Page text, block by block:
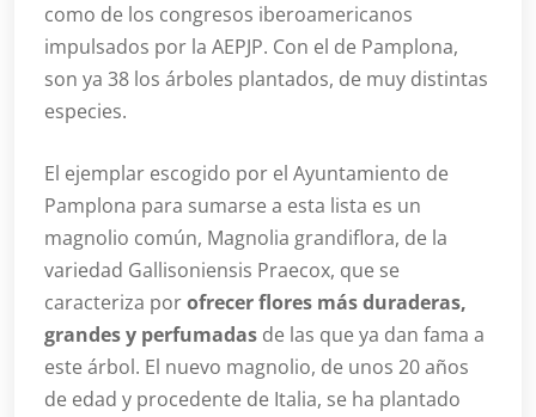
como de los congresos iberoamericanos
impulsados por la AEPJP. Con el de Pamplona,
son ya 38 los árboles plantados, de muy distintas
especies.
El ejemplar escogido por el Ayuntamiento de
Pamplona para sumarse a esta lista es un
magnolio común, Magnolia grandiflora, de la
variedad Gallisoniensis Praecox, que se
caracteriza porofrecer flores más duraderas,
grandes y perfumadas de las que ya dan fama a
este árbol. El nuevo magnolio, de unos 20 años
de edad y procedente de Italia, se ha plantado